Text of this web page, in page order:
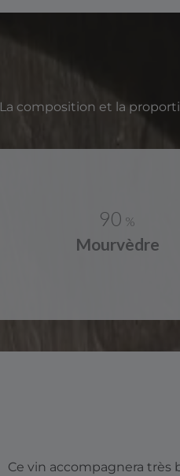
La composition et la
90 %
Mourvèdre
Ce vin accompagnera très